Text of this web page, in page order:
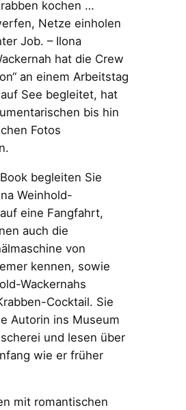
kochen …
Netze einholen
Job. – Ilona
hat die Crew
an einem Arbeitstag
See begleitet, hat
bis hin
Fotos
begleiten Sie
Weinhold-
eine Fangfahrt,
auch die
von
kennen, sowie
Wackernahs
Cocktail. Sie
Autorin ins Museum
und lesen über
wie er früher
mit romantischen